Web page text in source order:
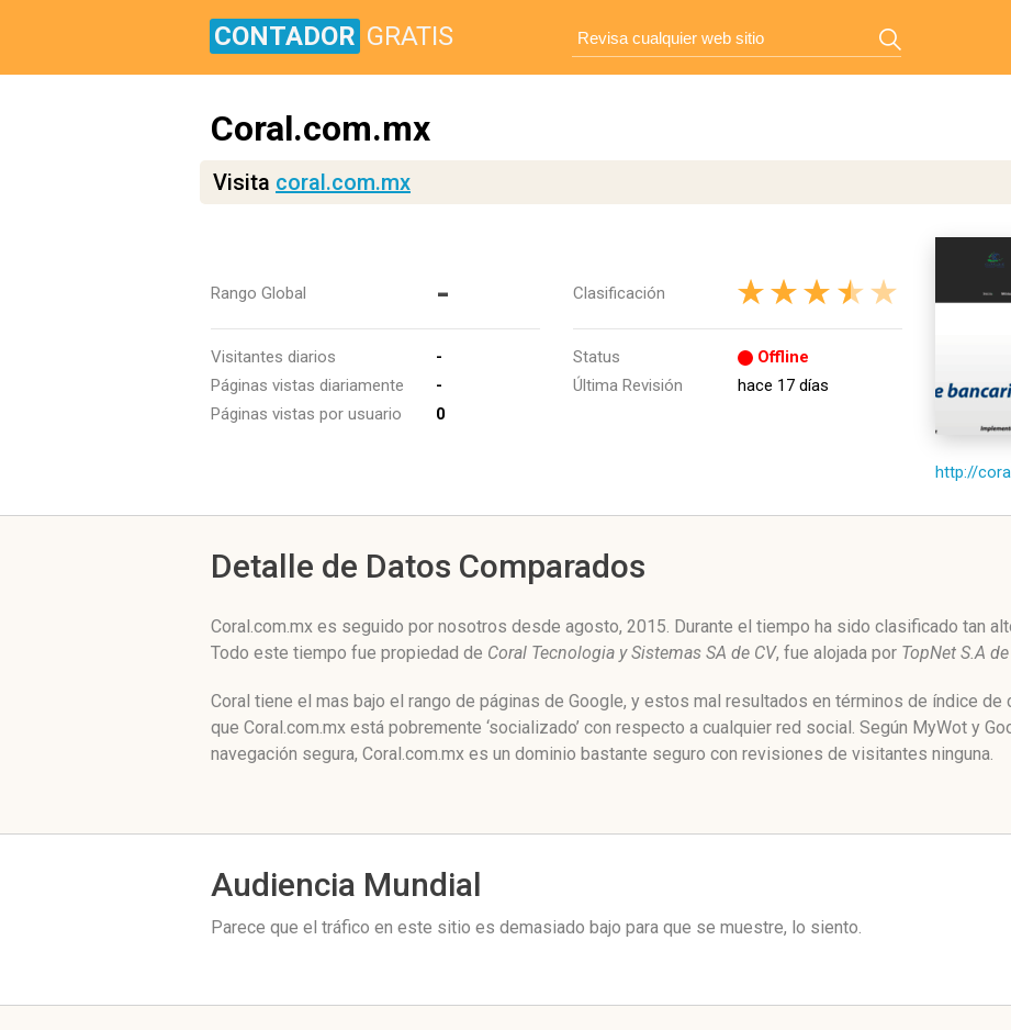
CONTADOR GRATIS
Coral.com.mx
Visita coral.com.mx
Rango Global -
Visitantes diarios
-
Páginas vistas diariamente
-
Páginas vistas por usuario
0
Clasificación
Status
Offline
Última Revisión
hace 17 días
http://
Detalle de Datos Comparados
Coral.com.mx es seguido por nosotros desde agosto, 2015. Durante el tiempo ha sido clasificado tan
Todo este tiempo fue propiedad de Coral Tecnologia y Sistemas SA de CV, fue alojada por TopNet S.A
Coral tiene el mas bajo el rango de páginas de Google, y estos mal resultados en términos de índice de
que Coral.com.mx está pobremente ‘socializado’ con respecto a cualquier red social. Según MyWot y
navegación segura, Coral.com.mx es un dominio bastante seguro con revisiones de visitantes ninguna.
Audiencia Mundial
Parece que el tráfico en este sitio es demasiado bajo para que se muestre, lo siento.